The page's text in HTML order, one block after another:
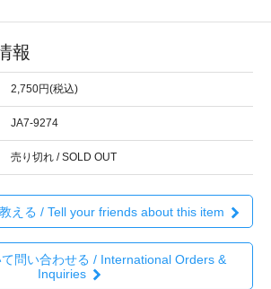
報
2,750円(税込)
JA7-9274
売り切れ / SOLD OUT
える / Tell your friends about this item
問い合わせる / International Orders &
Inquiries